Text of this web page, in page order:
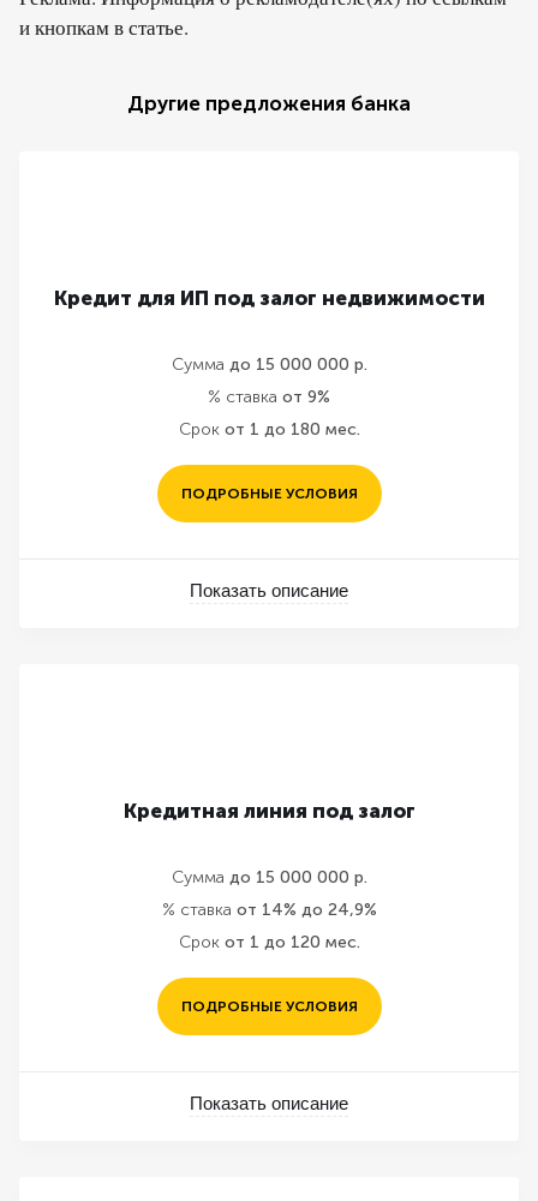
и кнопкам в статье.
Другие предложения банка
Кредит для ИП под залог недвижимости
Сумма до 15 000 000 р.
% ставка от 9%
Срок от 1 до 180 мес.
ПОДРОБНЫЕ УСЛОВИЯ
Показать описание
Кредитная линия под залог
Сумма до 15 000 000 р.
% ставка от 14% до 24,9%
Срок от 1 до 120 мес.
ПОДРОБНЫЕ УСЛОВИЯ
Показать описание